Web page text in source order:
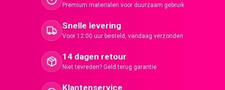
Premium materialen voor duurzaam gebruik
Snelle levering
Voor 12:00 uur besteld, vandaag verzonden
14 dagen retour
Niet tevreden? Geld terug garantie
Klantenservice